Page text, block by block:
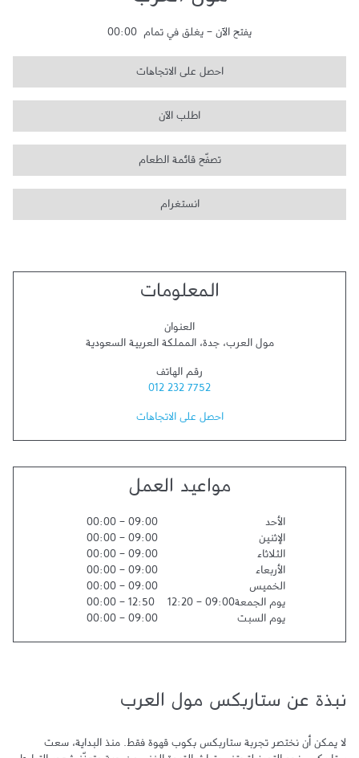
يفتح الآن - يغلق في تمام 00:00
احصل على الاتجاهات
اطلب الآن
تصفّح قائمة الطعام
انستغرام
المعلومات
العنوان
مول العرب،جدة،المملكة العربية السعودية
رقم الهاتف
012 232 7752
احصل على الاتجاهات
مواعيد العمل
الأحد 09:00
-
00:00
الإثنين
09:00
-
00:00
الثلاثاء
09:00
-
00:00
الأربعاء
09:00
-
00:00
الخميس
09:00
-
00:00
يوم الجمعة09:00
-
12:20
12:50
-
00:00
يوم السبت
09:00
-
00:00
نبذة عن ستاربكس مول العرب